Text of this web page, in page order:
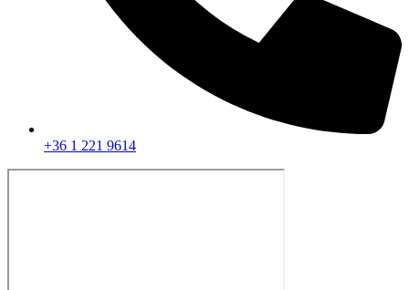
+36 1 221 9614